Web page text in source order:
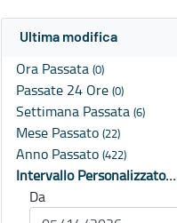
Ultima modifica
Ora Passata (0)
Passate 24 Ore (0)
Settimana Passata (6)
Mese Passato (22)
Anno Passato (422)
Intervallo Personalizzato…
Da